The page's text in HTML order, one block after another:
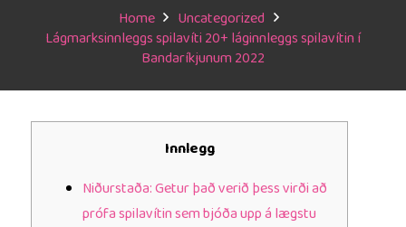
Home
Uncategorized
Lágmarksinnleggs spilavíti 20+ láginnleggs spilavítin í
Bandaríkjunum 2022
Innlegg
Niðurstaða: Getur það verið þess virði að
prófa spilavítin sem bjóða upp á lægstu